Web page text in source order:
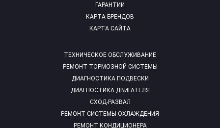
ТЕХНИЧЕСКОЕ ОБСЛУЖИВАНИЕ
РЕМОНТ ТОРМОЗНОЙ СИСТЕМЫ
ДИАГНОСТИКА ПОДВЕСКИ
ДИАГНОСТИКА ДВИГАТЕЛЯ
СХОД-РАЗВАЛ
РЕМОНТ СИСТЕМЫ ОХЛАЖДЕНИЯ
РЕМОНТ КОНДИЦИОНЕРА
ГАРАНТИИ
КАРТА БРЕНДОВ
КАРТА САЙТА